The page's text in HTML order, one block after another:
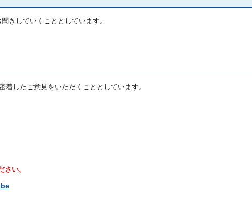
きしていくこととしています。
したご意見をいただくこととしています。
い。